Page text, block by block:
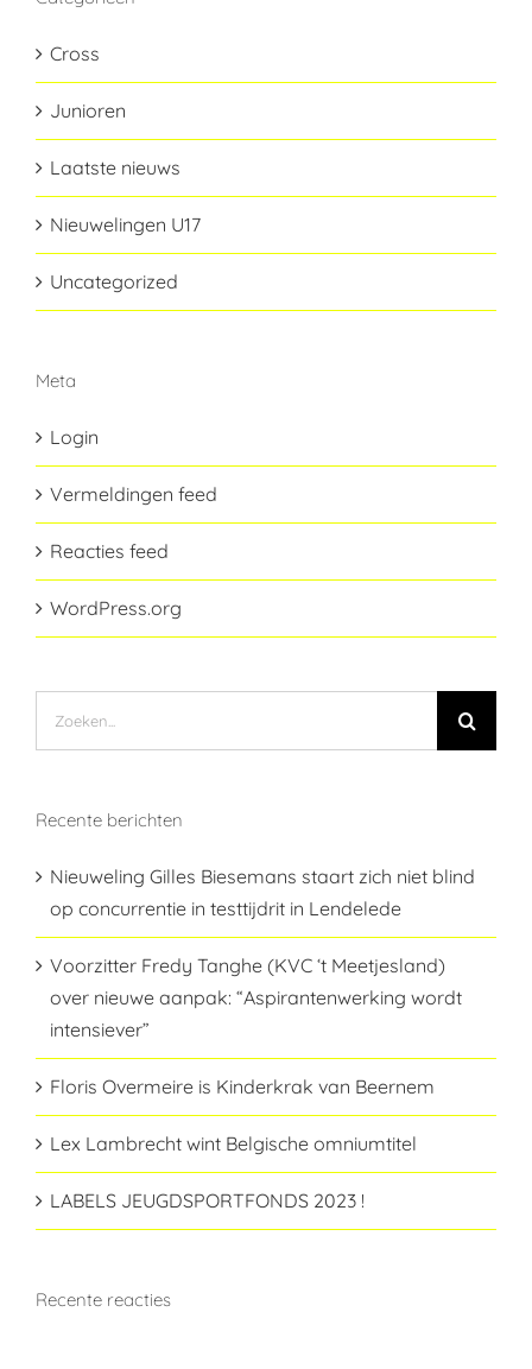
Cross
Junioren
Laatste nieuws
Nieuwelingen U17
Uncategorized
Meta
Login
Vermeldingen feed
Reacties feed
WordPress.org
Recente berichten
Nieuweling Gilles Biesemans staart zich niet blind
op concurrentie in testtijdrit in Lendelede
Voorzitter Fredy Tanghe (KVC ‘t Meetjesland)
over nieuwe aanpak: “Aspirantenwerking wordt
intensiever”
Floris Overmeire is Kinderkrak van Beernem
Lex Lambrecht wint Belgische omniumtitel
LABELS JEUGDSPORTFONDS 2023 !
Recente reacties